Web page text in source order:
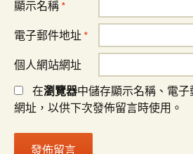
顯示名稱 *
電子郵件地址 *
個人網站網址
在瀏覽器中儲存顯示名稱、電
網址，以供下次發佈留言時使用。